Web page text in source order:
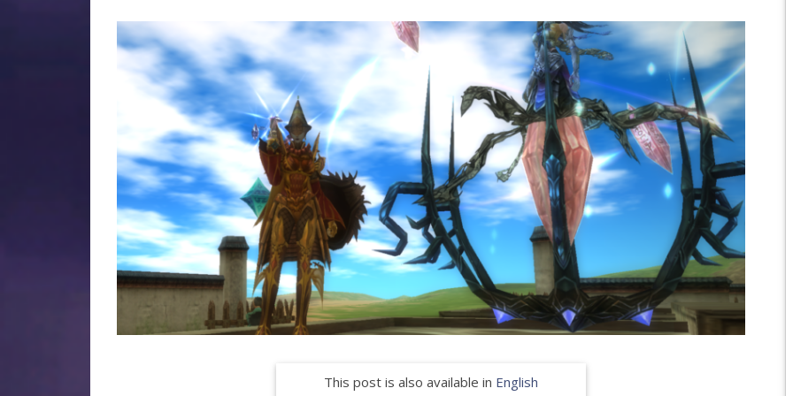
EPIC 6.2 : GOLDEN
EPIC 6.3 :
EPIC 7.1 : BREATH
EPIC 7.2 : OBSESSION
EPIC 7.3 : THE TRIAL
EPIC 7.4 : ANCIEN
EPIC 8.1 : RAGE DU
EPIC 8.2 : ABYSSES
EPIC 8.3 : PRÉSAGE
This post is also available in English